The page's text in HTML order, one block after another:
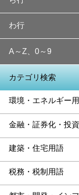
わ行
A～Z、0～9
カテゴリ検索
環境・エネルギー
金融・証券化・投
建築・住宅用語
税務・税制用語